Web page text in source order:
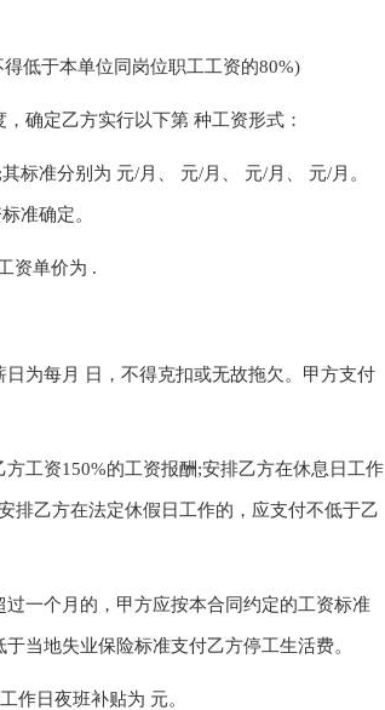
低于本单位同岗位职工工资的80%)
确定乙方实行以下第 种工资形式：
准分别为 元/月、 元/月、 元/月、 元/月。
准确定。
资单价为 .
为每月 日，不得克扣或无故拖欠。甲方支付
工资150%的工资报酬;安排乙方在休息日工作
排乙方在法定休假日工作的，应支付不低于乙
一个月的，甲方应按本合同约定的工资标准
当地失业保险标准支付乙方停工生活费。
日夜班补贴为 元。